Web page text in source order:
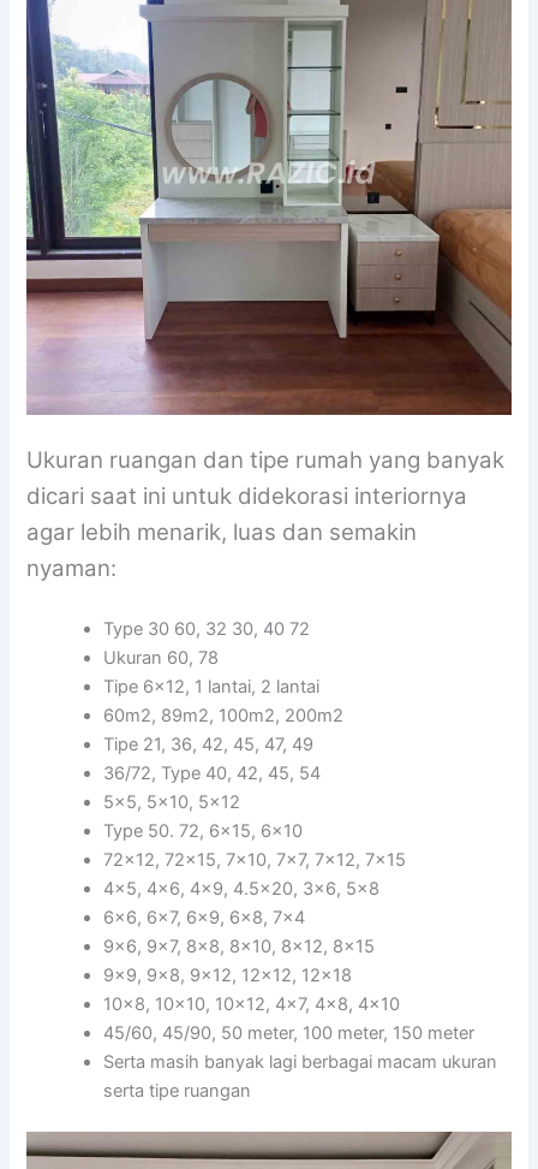
Ukuran ruangan dan tipe rumah yang banyak
dicari saat ini untuk didekorasi interiornya
agar lebih menarik, luas dan semakin
nyaman:
Type 30 60, 32 30, 40 72
Ukuran 60, 78
Tipe 6×12, 1 lantai, 2 lantai
60m2, 89m2, 100m2, 200m2
Tipe 21, 36, 42, 45, 47, 49
36/72, Type 40, 42, 45, 54
5×5, 5×10, 5×12
Type 50. 72, 6×15, 6×10
72×12, 72×15, 7×10, 7×7, 7×12, 7×15
4×5, 4×6, 4×9, 4.5×20, 3×6, 5×8
6×6, 6×7, 6×9, 6×8, 7×4
9×6, 9×7, 8×8, 8×10, 8×12, 8×15
9×9, 9×8, 9×12, 12×12, 12×18
10×8, 10×10, 10×12, 4×7, 4×8, 4×10
45/60, 45/90, 50 meter, 100 meter, 150 meter
Serta masih banyak lagi berbagai macam ukuran
serta tipe ruangan